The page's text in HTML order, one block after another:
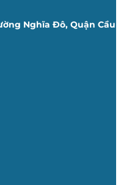
Nghĩa Đô, Quận Cầu